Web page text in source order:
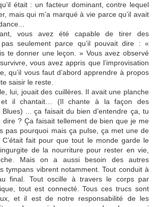
était : un facteur dominant, contre lequel
mais qui m’a marqué à vie parce qu’il avait
vous avez été capable de tirer des
seulement parce qu’il pouvait dire : «
te donner une leçon. » Vous avez observé
vous avez appris que l’improvisation
qu’il vous faut d’abord apprendre à propos
saisir le reste.
lui, jouait des cuillères. Il avait une planche
et il chantait… (Il chante à la façon des
... ça faisait du bien d’entendre ça, tu
dire ? Ça faisait tellement de bien que je me
pas pourquoi mais ça pulse, ça met une de
fait pour que tout le monde garde le
de la nourriture pour rester en vie,
Mais on a aussi besoin des autres
tympans vibrent notamment. Tout conduit à
final. Tout oscille à travers le corps par
tout est connecté. Tous ces trucs sont
et il est de notre responsabilité de les